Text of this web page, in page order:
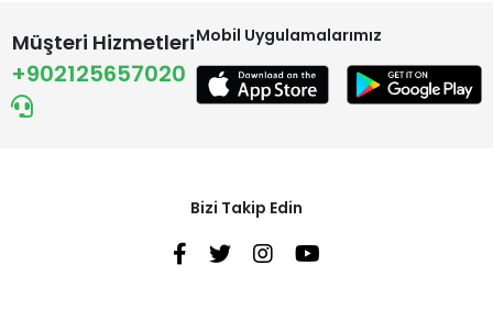
Müşteri Hizmetleri
+902125657020
Mobil Uygulamalarımız
Bizi Takip Edin